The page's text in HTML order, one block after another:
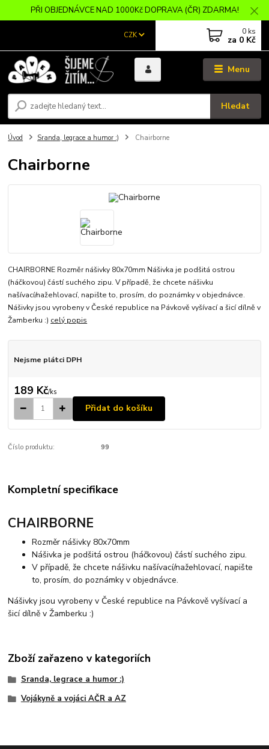
PŘI OBJEDNÁVCE NAD 1000Kč DOPRAVA (ČR) ZDARMA!
Menu
CZK
Hledat
0 ks
za 0 Kč
Úvod Sranda, legrace a humor :) Chairborne
Chairborne
CHAIRBORNE Rozměr nášivky 80x70mm Nášivka je podšitá ostrou
(háčkovou) částí suchého zipu. V případě, že chcete nášivku
našívací/nažehlovací, napište to, prosím, do poznámky v objednávce.
Nášivky jsou vyrobeny v České republice na Pávkově vyšívací a šicí dílně v
Žamberku :) celý popis
Nejsme plátci DPH
189 Kč/ks
Přidat do košíku
Číslo produktu: 99
Kompletní specifikace
CHAIRBORNE
Rozměr nášivky 80x70mm
Nášivka je podšitá ostrou (háčkovou) částí suchého zipu.
V případě, že chcete nášivku našívací/nažehlovací, napište
to, prosím, do poznámky v objednávce.
Nášivky jsou vyrobeny v České republice na Pávkově vyšívací a
šicí dílně v Žamberku :)
Zboží zařazeno v kategoriích
Sranda, legrace a humor :)
Vojákyně a vojáci AČR a AZ